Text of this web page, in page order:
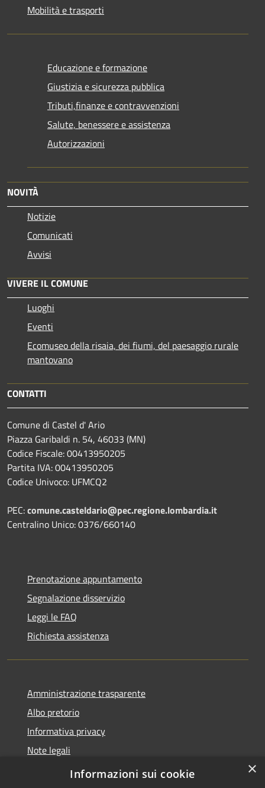
Mobilità e trasporti
Educazione e formazione
Giustizia e sicurezza pubblica
Tributi,finanze e contravvenzioni
Salute, benessere e assistenza
Autorizzazioni
NOVITÀ
Notizie
Comunicati
Avvisi
VIVERE IL COMUNE
Luoghi
Eventi
Ecomuseo della risaia, dei fiumi, del paesaggio rurale
mantovano
CONTATTI
Comune di Castel d' Ario
Piazza Garibaldi n. 54, 46033 (MN)
Codice Fiscale: 00413950205
Partita IVA: 00413950205
Codice Univoco: UFMCQ2
PEC:comune.casteldario@pec.regione.lombardia.it
Centralino Unico: 0376/660140
Prenotazione appuntamento
Segnalazione disservizio
Leggi le FAQ
Richiesta assistenza
Amministrazione trasparente
Albo pretorio
Informativa privacy
Note legali
Dichiarazione di accessibilità
×
Informazioni sui cookie